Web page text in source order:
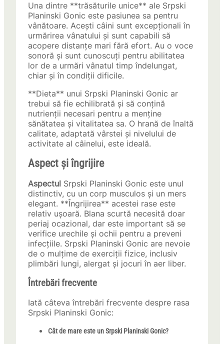
Una dintre **trăsăturile unice** ale Srpski
Planinski Gonic este pasiunea sa pentru
vânătoare. Acești câini sunt excepționali în
urmărirea vânatului și sunt capabili să
acopere distanțe mari fără efort. Au o voce
sonoră și sunt cunoscuți pentru abilitatea
lor de a urmări vânatul timp îndelungat,
chiar și în condiții dificile.
**Dieta** unui Srpski Planinski Gonic ar
trebui să fie echilibrată și să conțină
nutrienții necesari pentru a menține
sănătatea și vitalitatea sa. O hrană de înaltă
calitate, adaptată vârstei și nivelului de
activitate al câinelui, este ideală.
Aspect și îngrijire
Aspectul Srpski Planinski Gonic este unul
distinctiv, cu un corp musculos și un mers
elegant. **Îngrijirea** acestei rase este
relativ ușoară. Blana scurtă necesită doar
periaj ocazional, dar este important să se
verifice urechile și ochii pentru a preveni
infecțiile. Srpski Planinski Gonic are nevoie
de o mulțime de exerciții fizice, inclusiv
plimbări lungi, alergat și jocuri în aer liber.
Întrebări frecvente
Iată câteva întrebări frecvente despre rasa
Srpski Planinski Gonic:
Cât de mare este un Srpski Planinski Gonic?